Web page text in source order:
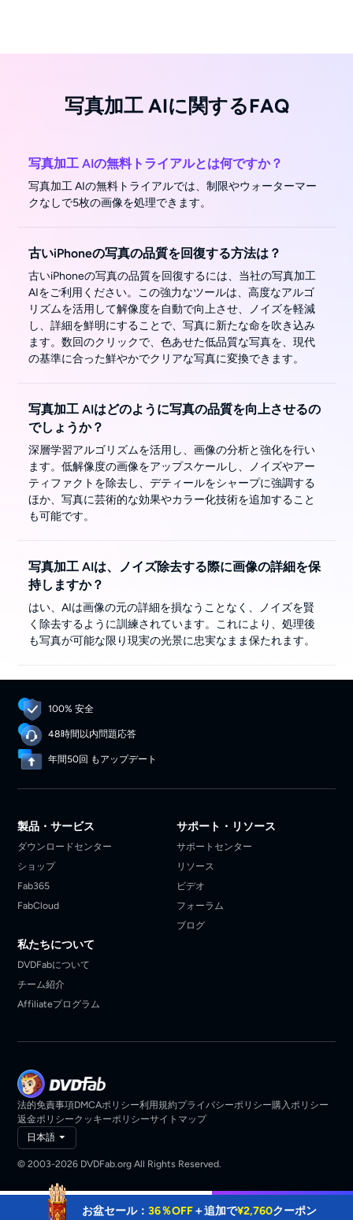
写真加工 AIに関するFAQ
写真加工 AIの無料トライアルとは何ですか？
写真加工 AIの無料トライアルでは、制限やウォーターマー
クなしで5枚の画像を処理できます。
古いiPhoneの写真の品質を回復する方法は？
古いiPhoneの写真の品質を回復するには、当社の写真加工
AIをご利用ください。この強力なツールは、高度なアルゴ
リズムを活用して解像度を自動で向上させ、ノイズを軽減
し、詳細を鮮明にすることで、写真に新たな命を吹き込み
ます。数回のクリックで、色あせた低品質な写真を、現代
の基準に合った鮮やかでクリアな写真に変換できます。
写真加工 AIはどのように写真の品質を向上させるの
でしょうか？
深層学習アルゴリズムを活用し、画像の分析と強化を行い
ます。低解像度の画像をアップスケールし、ノイズやアー
ティファクトを除去し、デティールをシャープに強調する
ほか、写真に芸術的な効果やカラー化技術を追加すること
も可能です。
写真加工 AIは、ノイズ除去する際に画像の詳細を保
持しますか？
はい、AIは画像の元の詳細を損なうことなく、ノイズを賢
く除去するように訓練されています。これにより、処理後
も写真が可能な限り現実の光景に忠実なまま保たれます。
￥6200 今すぐ購入
100% 安全
48時間以内問題応答
年間50回 もアップデート
製品・サービス
ダウンロードセンター
ショップ
Fab365
FabCloud
サポート・リソース
サポートセンター
リソース
ビデオ
フォーラム
ブログ
私たちについて
DVDFabについて
チーム紹介
Affiliateプログラム
法的免責事項DMCAポリシー利用規約プライバシーポリシー購入ポリシー
返金ポリシークッキーポリシーサイトマップ
日本語
© 2003-2026 DVDFab.org All Rights Reserved.
お盆セール： 36％OFF＋追加で¥2,760クーポン